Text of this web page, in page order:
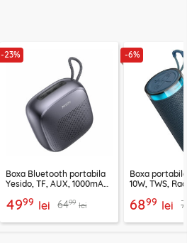
-23%
Boxa Bluetooth portabila
Yesido, TF, AUX, 1000mAh,
4999 lei 6499 lei
-6%
Boxa
10W, TWS,
6899 lei